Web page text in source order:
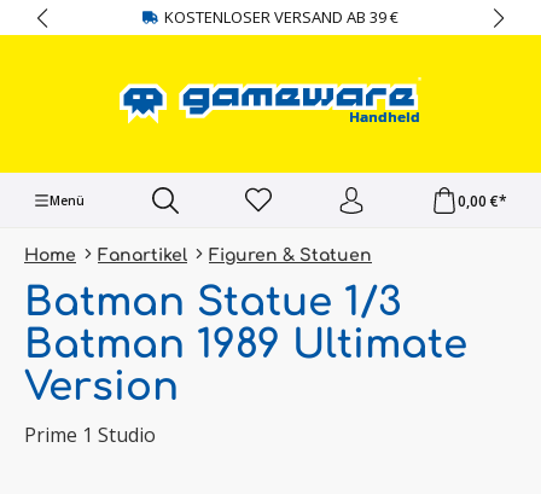
springen KOSTENLOSER VERSAND AB 39 €
Menü 0,00 €*
Home Fanartikel Figuren & Statuen
Batman Statue 1/3
Batman 1989 Ultimate
Version
Prime 1 Studio